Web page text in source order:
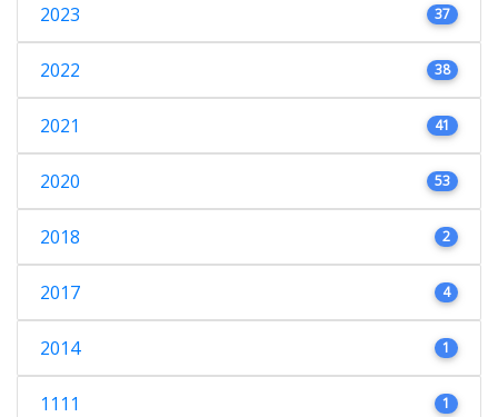
2023 37
2022 38
2021 41
2020 53
2018 2
2017 4
2014 1
1111 1